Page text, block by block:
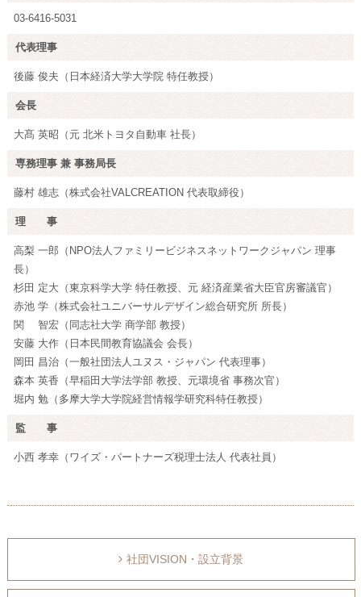
03-6416-5031
代表理事
後藤 俊夫（日本経済大学大学院 特任教授）
会長
大髙 英昭（元 北米トヨタ自動車 社長）
専務理事 兼 事務局長
藤村 雄志（株式会社VALCREATION 代表取締役）
理 事
高梨 一郎（NPO法人ファミリービジネスネットワークジャパン 理事
長）
杉田 定大（東京科学大学 特任教授、元 経済産業省大臣官房審議官）
赤池 学（株式会社ユニバーサルデザイン総合研究所 所長）
関 智宏（同志社大学 商学部 教授）
安藤 大作（日本民間教育協議会 会長）
岡田 昌治（一般社団法人ユヌス・ジャパン 代表理事）
森本 英香（早稲田大学法学部 教授、元環境省 事務次官）
堀内 勉（多摩大学大学院経営情報学研究科特任教授）
監 事
小西 孝幸（ワイズ・パートナーズ税理士法人 代表社員）
社団VISION・設立背景